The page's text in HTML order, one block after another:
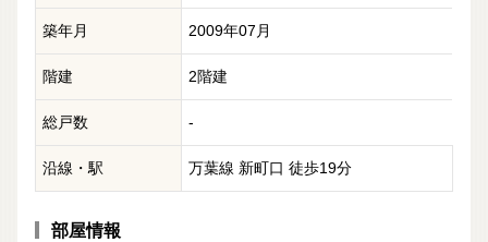
築年月 2009年07月
階建 2階建
総戸数 -
沿線・駅 万葉線 新町口 徒歩19分
部屋情報